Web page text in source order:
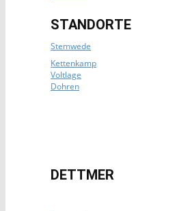
Kettenkamp
Voltlage
Dohren
STANDORTE
Stemwede
DETTMER